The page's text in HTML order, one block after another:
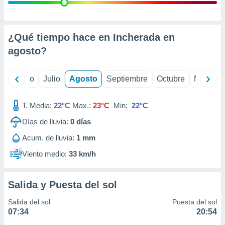
e
mediante
publicidad
de
1199
¿Qué tiempo hace en Incherada en
agosto?
Junio Julio Agosto Septiembre Octubre
T. Media: 22°C Max.: 23°C Min: 22°C
Días de lluvia: 0 días
Acum. de lluvia: 1 mm
Viento medio: 33 km/h
Salida y Puesta del sol
Salida del sol
07:34
Puesta del sol
20:54